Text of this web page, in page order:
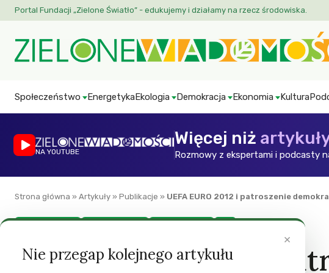
Portal Fundacji „Zielone Światło” - edukujemy i działamy na rzecz środowiska.
Społeczeństwo EnergetykaEkologia Demokracja Ekonomia Kultura
NA YOUTUBE
Więcej niż
Rozmowy z ekspertami i podcasty
Strona główna » Artykuły » Publikacje » UEFA EURO 2012 i patroszenie
UEFA EURO 2012 i
×
Nie przegap kolejnego artykułu